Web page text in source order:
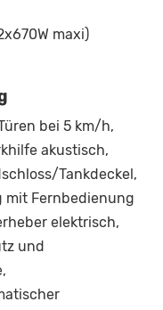
maxi)
bei 5 km/h,
akustisch,
Tankdeckel,
mit Fernbedienung
elektrisch,
und